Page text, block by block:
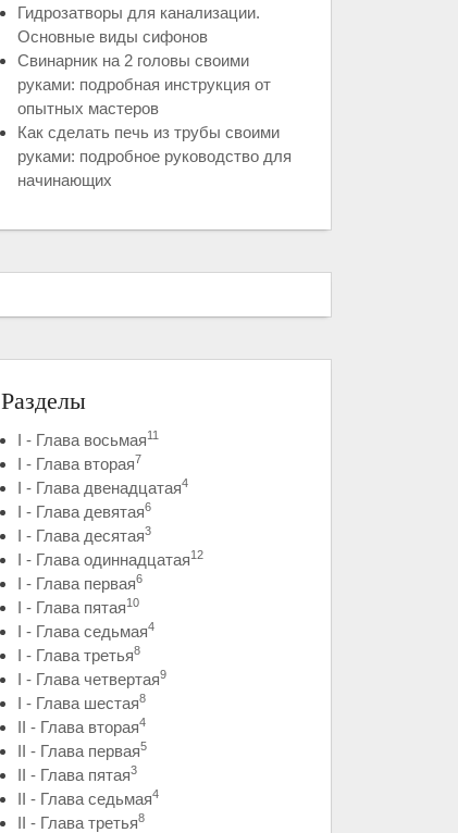
Гидрозатворы для канализации.
Основные виды сифонов
Свинарник на 2 головы своими
руками: подробная инструкция от
опытных мастеров
Как сделать печь из трубы своими
руками: подробное руководство для
начинающих
Разделы
I - Глава восьмая11
I - Глава вторая7
I - Глава двенадцатая4
I - Глава девятая6
I - Глава десятая3
I - Глава одиннадцатая12
I - Глава первая6
I - Глава пятая10
I - Глава седьмая4
I - Глава третья8
I - Глава четвертая9
I - Глава шестая8
II - Глава вторая4
II - Глава первая5
II - Глава пятая3
II - Глава седьмая4
II - Глава третья8